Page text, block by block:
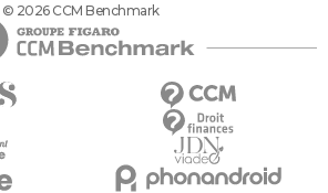
© 2026 CCM Benchmark